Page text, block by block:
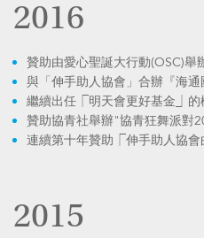
2016
贊助由愛心聖誕大行動(OSC)舉
與「伸手助人協會」合辦『海通
繼續出任⎾明天會更好基金⏌的
贊助協青社舉辦"協青狂舞派對
連續第十年贊助⎾伸手助人協
2015